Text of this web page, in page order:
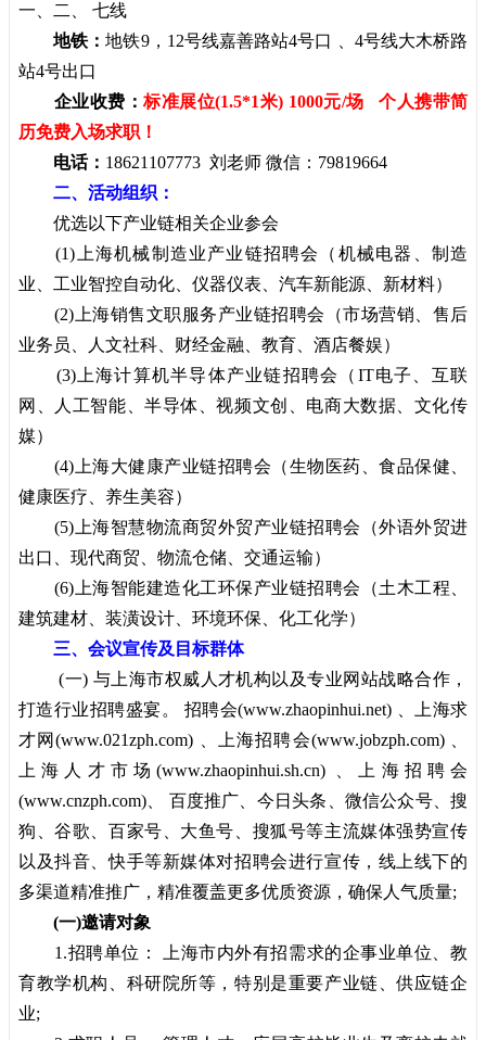
一、二、 七线
地铁：地铁9，12号线嘉善路站4号口 、4号线大木桥路
站4号出口
企业收费：标准展位(1.5*1米) 1000元/场 个人携带简
历免费入场求职！
电话： 18621107773 刘老师 微信：79819664
二、活动组织：
优选以下产业链相关企业参会
(1)上海机械制造业产业链招聘会（机械电器、制造
业、工业智控自动化、仪器仪表、汽车新能源、新材料）
(2)上海销售文职服务产业链招聘会（市场营销、售后
业务员、人文社科、财经金融、教育、酒店餐娱）
(3)上海计算机半导体产业链招聘会（IT电子、互联
网、人工智能、半导体、视频文创、电商大数据、文化传
媒）
(4)上海大健康产业链招聘会（生物医药、食品保健、
健康医疗、养生美容）
(5)上海智慧物流商贸外贸产业链招聘会（外语外贸进
出口、现代商贸、物流仓储、交通运输）
(6)上海智能建造化工环保产业链招聘会（土木工程、
建筑建材、装潢设计、环境环保、化工化学）
三、会议宣传及目标群体
(一) 与上海市权威人才机构以及专业网站战略合作，
打造行业招聘盛宴。 招聘会(www.zhaopinhui.net) 、上海求
才网(www.021zph.com) 、
上海招聘会(www.jobzph.com) 、
上海人才市场 (www.zhaopinhui.sh.cn) 、
上海招聘会
(www.cnzph.com)、 百度推广、今日头条、微信公众号、搜
狗、谷歌、百家号、大鱼号、搜狐号等主流媒体强势宣传
以及抖音、快手等新媒体对招聘会进行宣传，线上线下的
多渠道精准推广，精准覆盖更多优质资源，确保人气质量;
(一)邀请对象
1.招聘单位： 上海市内外有招需求的企事业单位、教
育教学机构、科研院所等，特别是重要产业链、供应链企
业;